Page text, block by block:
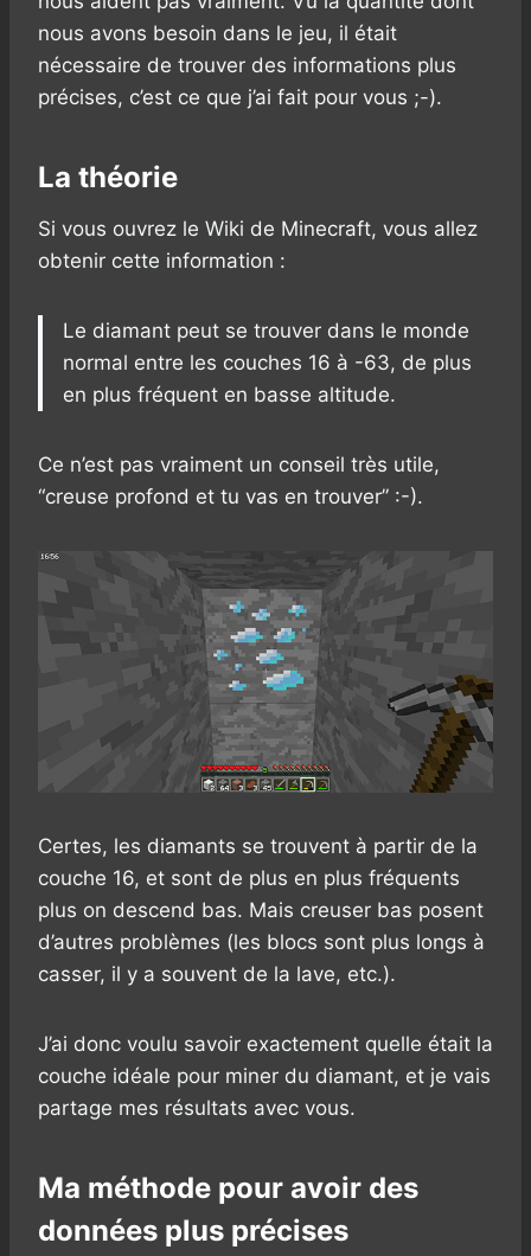
nous avons besoin dans le jeu, il était
nécessaire de trouver des informations plus
précises, c’est ce que j’ai fait pour vous ;-).
La théorie
Si vous ouvrez le Wiki de Minecraft, vous allez
obtenir cette information :
Le diamant peut se trouver dans le monde
normal entre les couches 16 à -63, de plus
en plus fréquent en basse altitude.
Ce n’est pas vraiment un conseil très utile,
“creuse profond et tu vas en trouver” :-).
Certes, les diamants se trouvent à partir de la
couche 16, et sont de plus en plus fréquents
plus on descend bas. Mais creuser bas posent
d’autres problèmes (les blocs sont plus longs à
casser, il y a souvent de la lave, etc.).
J’ai donc voulu savoir exactement quelle était la
couche idéale pour miner du diamant, et je vais
partage mes résultats avec vous.
Ma méthode pour avoir des
données plus précises